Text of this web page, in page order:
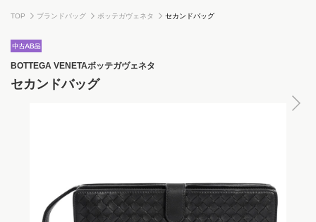
TOP ブランドバッグ ボッテガヴェネタ セカンドバッグ
BOTTEGA VENETAボッテガヴェネタ
セカンドバッグ